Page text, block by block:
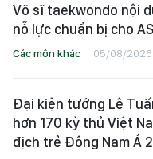
Võ sĩ taekwondo nội
nỗ lực chuẩn bị cho
Các môn khác 05/08/2026
Đại kiện tướng Lê
hơn 170 kỳ thủ Việt
địch trẻ Đông Nam Á